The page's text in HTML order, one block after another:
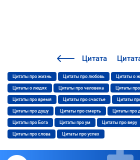
Цитата
Цитаты про жизнь Цитаты про любовь Цитаты о
Цитаты о людях Цитаты про человека Цитаты
Цитаты про время Цитаты про счастье Цитаты
Цитаты про душу Цитаты про смерть Цитаты про
Цитаты про Бога Цитаты про ум Цитаты про веру
Цитаты про слова Цитаты про успех